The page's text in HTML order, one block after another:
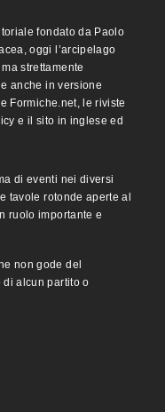
fondato da Paolo
oggi l’arcipelago
strettamente
anche in versione
Formiche.net, le riviste
e il sito in inglese ed
di eventi nei diversi
tavole rotonde aperte al
ruolo importante e
non gode del
alcun partito o